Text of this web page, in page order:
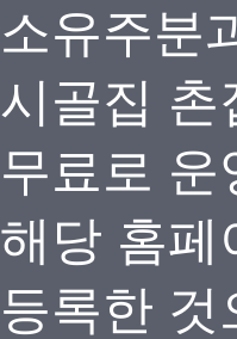
소유주분
시골집 촌
무료로
해당 홈페
등록한 것